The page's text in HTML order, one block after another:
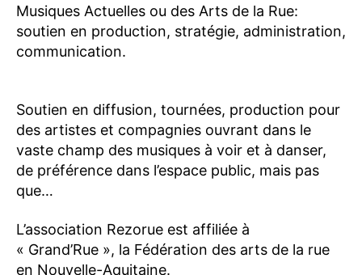
Musiques Actuelles ou des Arts de la Rue:
soutien en production, stratégie, administration,
communication.
Soutien en diffusion, tournées, production pour
des artistes et compagnies ouvrant dans le
vaste champ des musiques à voir et à danser,
de préférence dans l’espace public, mais pas
que…
L’association Rezorue est affiliée à
« Grand’Rue », la Fédération des arts de la rue
en Nouvelle-Aquitaine.